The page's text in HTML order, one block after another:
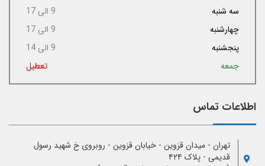
سه شنبه
9 الی 17
چهارشنبه
9 الی 17
پنجشنبه
9 الی 14
جمعه
تعطیل
اطلاعات تماس
تهران - میدان قزوین - خیابان قزوین - روبروی خ شهید رسول
قدیمی - پلاک ۴۲۴